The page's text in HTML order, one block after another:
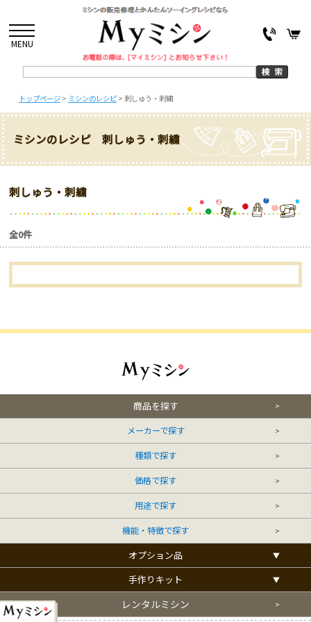
MENU
トップページ> ミシンのレシピ> 刺しゅう・刺繍
ミシンのレシピ 刺しゅう・刺繍
刺しゅう・刺繍
全0件
商品を探す
メーカーで探す
種類で探す
価格で探す
用途で探す
機能・特徴で探す
オプション品
手作りキット
レンタルミシン